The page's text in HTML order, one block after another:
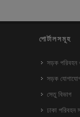
পোর্টালসমূহ
সড়ক পরিবহন
সড়ক
সেতু বিভাগ
ঢাকা পরিবহন